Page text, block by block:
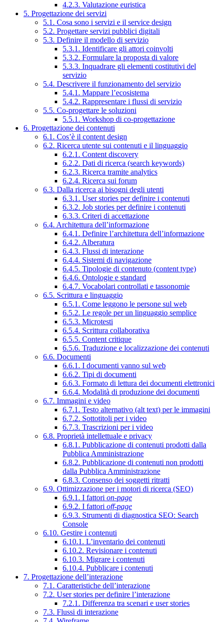
4.2.3. Valutazione euristica
5. Progettazione dei servizi
5.1. Cosa sono i servizi e il service design
5.2. Progettare servizi pubblici digitali
5.3. Definire il modello di servizio
5.3.1. Identificare gli attori coinvolti
5.3.2. Formulare la proposta di valore
5.3.3. Inquadrare gli elementi costitutivi del
servizio
5.4. Descrivere il funzionamento del servizio
5.4.1. Mappare l’ecosistema
5.4.2. Rappresentare i flussi di servizio
5.5. Co-progettare le soluzioni
5.5.1. Workshop di co-progettazione
6. Progettazione dei contenuti
6.1. Cos’è il content design
6.2. Ricerca utente sui contenuti e il linguaggio
6.2.1. Content discovery
6.2.2. Dati di ricerca (search keywords)
6.2.3. Ricerca tramite analytics
6.2.4. Ricerca sui forum
6.3. Dalla ricerca ai bisogni degli utenti
6.3.1. User stories per definire i contenuti
6.3.2. Job stories per definire i contenuti
6.3.3. Criteri di accettazione
6.4. Architettura dell’informazione
6.4.1. Definire l’architettura dell’informazione
6.4.2. Alberatura
6.4.3. Flussi di interazione
6.4.4. Sistemi di navigazione
6.4.5. Tipologie di contenuto (content type)
6.4.6. Ontologie e standard
6.4.7. Vocabolari controllati e tassonomie
6.5. Scrittura e linguaggio
6.5.1. Come leggono le persone sul web
6.5.2. Le regole per un linguaggio semplice
6.5.3. Microtesti
6.5.4. Scrittura collaborativa
6.5.5. Content critique
6.5.6. Traduzione e localizzazione dei contenuti
6.6. Documenti
6.6.1. I documenti vanno sul web
6.6.2. Tipi di documenti
6.6.3. Formato di lettura dei documenti elettronici
6.6.4. Modalità di produzione dei documenti
6.7. Immagini e video
6.7.1. Testo alternativo (alt text) per le immagini
6.7.2. Sottotitoli per i video
6.7.3. Trascrizioni per i video
6.8. Proprietà intellettuale e privacy
6.8.1. Pubblicazione di contenuti prodotti dalla
Pubblica Amministrazione
6.8.2. Pubblicazione di contenuti non prodotti
dalla Pubblica Amministrazione
6.8.3. Consenso dei soggetti ritratti
6.9. Ottimizzazione per i motori di ricerca (SEO)
6.9.1. I fattori on-page
6.9.2. I fattori off-page
6.9.3. Strumenti di diagnostica SEO: Search
Console
6.10. Gestire i contenuti
6.10.1. L’inventario dei contenuti
6.10.2. Revisionare i contenuti
6.10.3. Migrare i contenuti
6.10.4. Pubblicare i contenuti
7. Progettazione dell’interazione
7.1. Caratteristiche dell’interazione
7.2. User stories per definire l’interazione
7.2.1. Differenza tra scenari e user stories
7.3. Flussi di interazione